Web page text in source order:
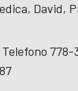
David,
778-